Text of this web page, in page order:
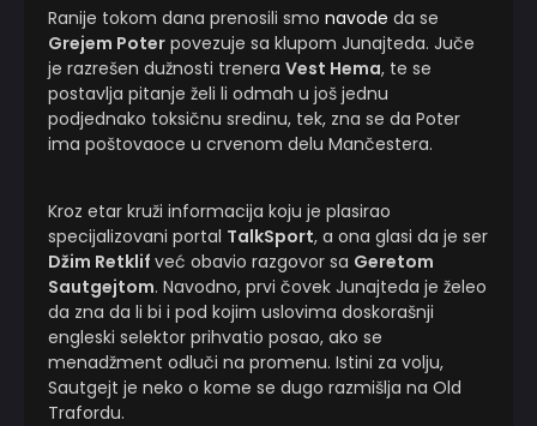
Ranije tokom dana prenosili smo navode da se
Grejem Poter povezuje sa klupom Junajteda. Juče
je razrešen dužnosti trenera Vest Hema, te se
postavlja pitanje želi li odmah u još jednu
podjednako toksičnu sredinu, tek, zna se da Poter
ima poštovaoce u crvenom delu Mančestera.
Kroz etar kruži informacija koju je plasirao
specijalizovani portal TalkSport, a ona glasi da je ser
Džim Retklif već obavio razgovor sa Geretom
Sautgejtom. Navodno, prvi čovek Junajteda je želeo
da zna da li bi i pod kojim uslovima doskorašnji
engleski selektor prihvatio posao, ako se
menadžment odluči na promenu. Istini za volju,
Sautgejt je neko o kome se dugo razmišlja na Old
Trafordu.